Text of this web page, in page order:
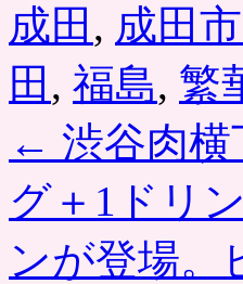
成田 , 成田
田 , 福島, 繁
← 渋谷肉
グ＋1ドリ
ンが登場。